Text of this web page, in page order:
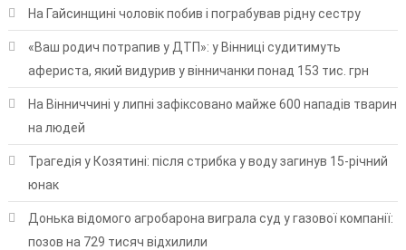
На Гайсинщині чоловік побив і пограбував рідну сестру
«Ваш родич потрапив у ДТП»: у Вінниці судитимуть
афериста, який видурив у вінничанки понад 153 тис. грн
На Вінниччині у липні зафіксовано майже 600 нападів тварин
на людей
Трагедія у Козятині: після стрибка у воду загинув 15-річний
юнак
Донька відомого агробарона виграла суд у газової компанії:
позов на 729 тисяч відхилили